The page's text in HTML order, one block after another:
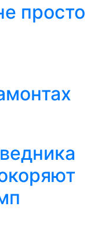
просто